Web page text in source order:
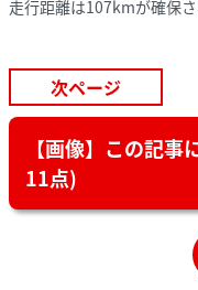
走行距離は107kmが確保さ
次ページ
【画像】この記
11点)